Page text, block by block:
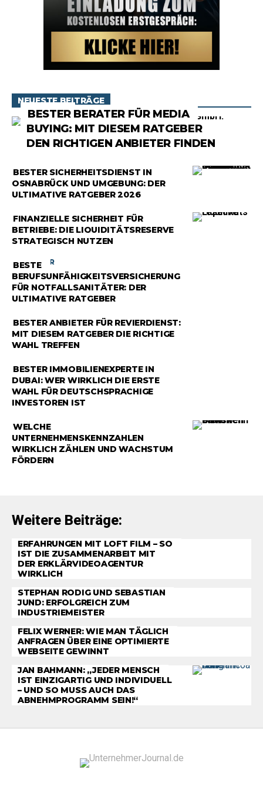
NEUESTE BEITRÄGE
BESTER BERATER FÜR MEDIA
BUYING: MIT DIESEM RATGEBER
DEN RICHTIGEN ANBIETER FINDEN
RATGEBER
BESTER SICHERHEITSDIENST IN
OSNABRÜCK UND UMGEBUNG: DER
ULTIMATIVE RATGEBER 2026
RATGEBER
FINANZIELLE SICHERHEIT FÜR
BETRIEBE: DIE LIQUIDITÄTSRESERVE
STRATEGISCH NUTZEN
RATGEBER
BESTE
BERUFSUNFÄHIGKEITSVERSICHERUNG
FÜR NOTFALLSANITÄTER: DER
ULTIMATIVE RATGEBER
RATGEBER
BESTER ANBIETER FÜR REVIERDIENST:
MIT DIESEM RATGEBER DIE RICHTIGE
WAHL TREFFEN
RATGEBER
BESTER IMMOBILIENEXPERTE IN
DUBAI: WER WIRKLICH DIE ERSTE
WAHL FÜR DEUTSCHSPRACHIGE
INVESTOREN IST
RATGEBER
WELCHE
UNTERNEHMENSKENNZAHLEN
WIRKLICH ZÄHLEN UND WACHSTUM
FÖRDERN
Weitere Beiträge:
ERFAHRUNGEN MIT LOFT FILM – SO
IST DIE ZUSAMMENARBEIT MIT
DER ERKLÄRVIDEOAGENTUR
WIRKLICH
STEPHAN RODIG UND SEBASTIAN
JUND: ERFOLGREICH ZUM
INDUSTRIEMEISTER
FELIX WERNER: WIE MAN TÄGLICH
ANFRAGEN ÜBER EINE OPTIMIERTE
WEBSEITE GEWINNT
JAN BAHMANN: „JEDER MENSCH
IST EINZIGARTIG UND INDIVIDUELL
– UND SO MUSS AUCH DAS
ABNEHMPROGRAMM SEIN!“